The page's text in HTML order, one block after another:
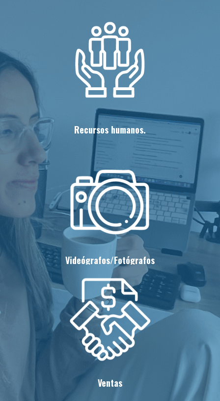
Recursos humanos.
Videógrafos/Fotógrafos
Ventas